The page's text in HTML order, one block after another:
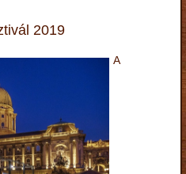
2019
A